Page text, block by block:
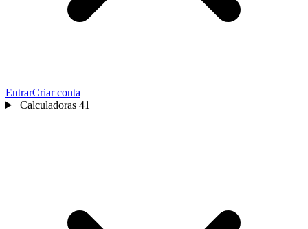
EntrarCriar conta
Calculadoras 41